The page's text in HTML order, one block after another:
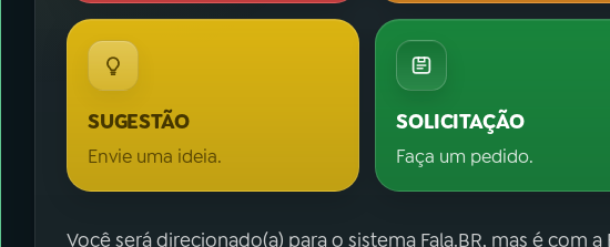
SUGESTÃO
Envie uma ideia.
SOLICITAÇÃO
Faça um pedido.
Você será direcionado(a) para o sistema Fala.BR, mas é com